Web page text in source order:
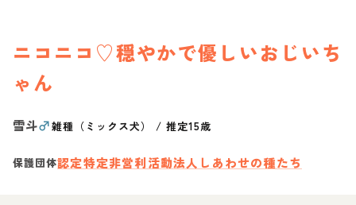
ニコニコ♡穏やかで優しいおじいち
ゃん
雪斗♂雑種（ミックス犬） /推定15歳
保護団体認定特定非営利活動法人しあわせの種たち